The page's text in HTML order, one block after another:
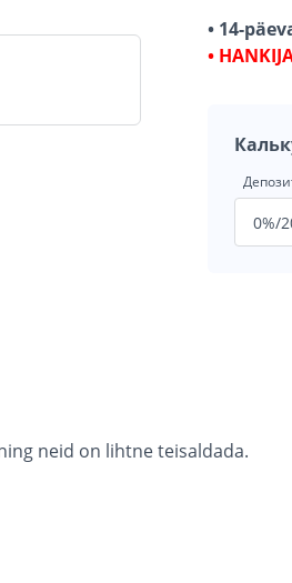
• 14-
•
neid on lihtne teisaldada.